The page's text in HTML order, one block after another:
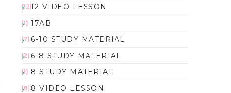
12 VIDEO LESSON
(12)
17AB
(1)
6-10 STUDY MATERIAL
(7)
6-8 STUDY MATERIAL
(2)
8 STUDY MATERIAL
(1)
8 VIDEO LESSON
(8)